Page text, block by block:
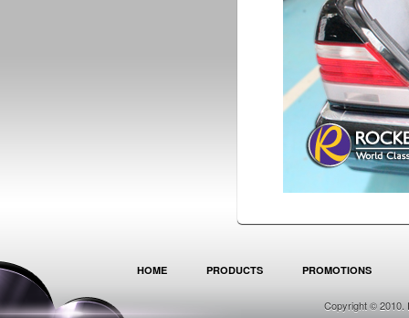
HOME PRODUCTS PROMOTIONS
Copyright © 2010.